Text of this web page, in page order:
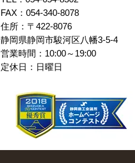
FAX：054-340-8078
住所：〒422-8076
静岡県静岡市駿河区八幡3-5-4
営業時間：10:00～19:00
定休日：日曜日